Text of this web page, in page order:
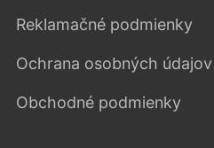
Reklamačné podmienky
Ochrana osobných údajov
Obchodné podmienky